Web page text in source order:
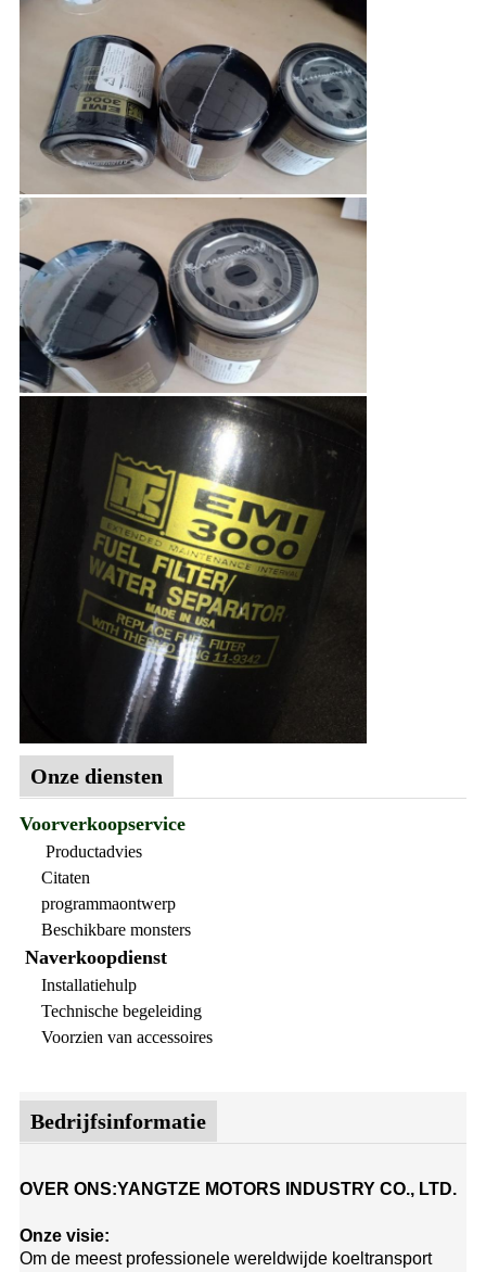
Onze diensten
Voorverkoopservice
Productadvies
Citaten
programmaontwerp
Beschikbare monsters
Naverkoopdienst
Installatiehulp
Technische begeleiding
Voorzien van accessoires
Bedrijfsinformatie
OVER ONS:YANGTZE MOTORS INDUSTRY CO., LTD.
Onze visie:
Om de meest professionele wereldwijde koeltransport